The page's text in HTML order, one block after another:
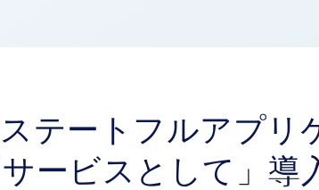
テートフルアプリ
サービスとして」導